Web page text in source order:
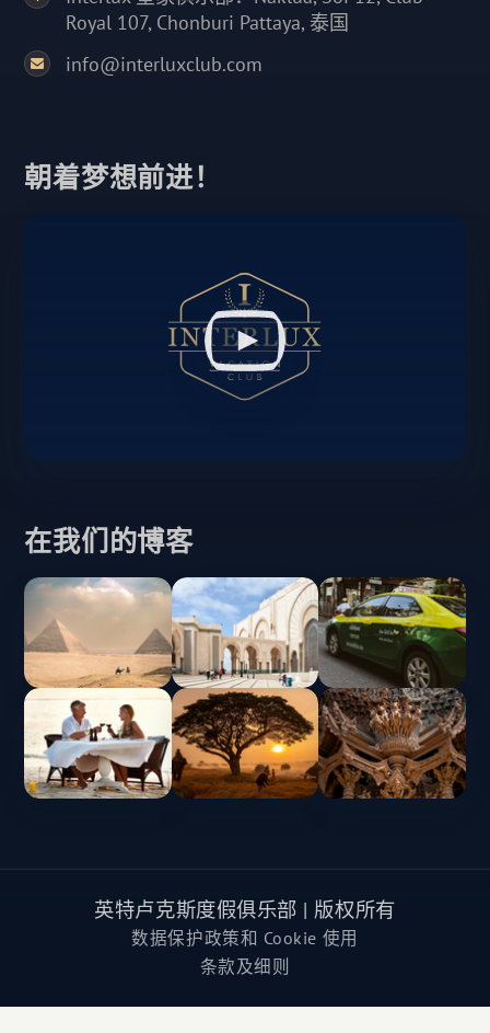
Royal 107, Chonburi Pattaya, 泰国
info@interluxclub.com
朝着梦想前进！
在我们的博客
英特卢克斯度假俱乐部 | 版权所有
数据保护政策和 Cookie 使用
条款及细则